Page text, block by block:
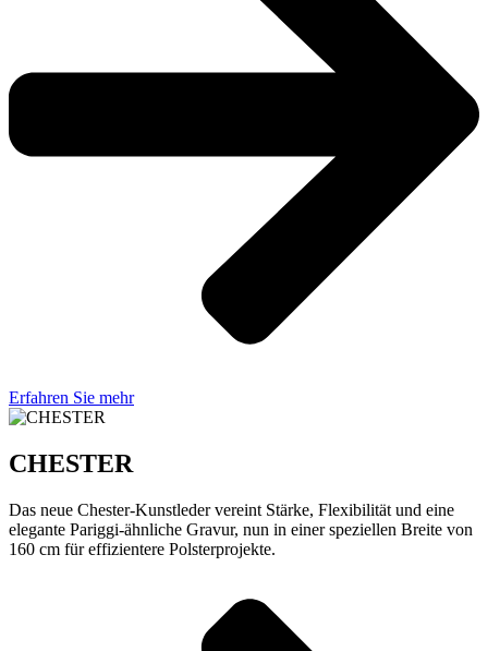
Erfahren Sie mehr
CHESTER
Das neue Chester-Kunstleder vereint Stärke, Flexibilität und eine
elegante Pariggi-ähnliche Gravur, nun in einer speziellen Breite von
160 cm für effizientere Polsterprojekte.